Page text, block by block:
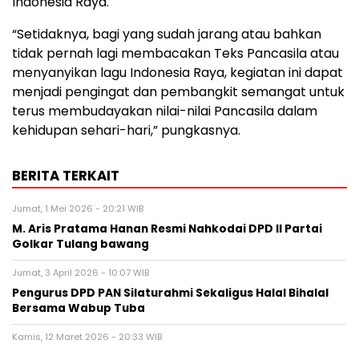
“Setidaknya, bagi yang sudah jarang atau bahkan
tidak pernah lagi membacakan Teks Pancasila atau
menyanyikan lagu Indonesia Raya, kegiatan ini dapat
menjadi pengingat dan pembangkit semangat untuk
terus membudayakan nilai-nilai Pancasila dalam
kehidupan sehari-hari,” pungkasnya.
BERITA TERKAIT
Jumat, 1 Mei 2026 - 20:21 WIB
M. Aris Pratama Hanan Resmi Nahkodai DPD II Partai
Golkar Tulang bawang
Jumat, 3 April 2026 - 10:07 WIB
Pengurus DPD PAN Silaturahmi Sekaligus Halal Bihalal
Bersama Wabup Tuba
Kamis, 12 Maret 2026 - 20:33 WIB